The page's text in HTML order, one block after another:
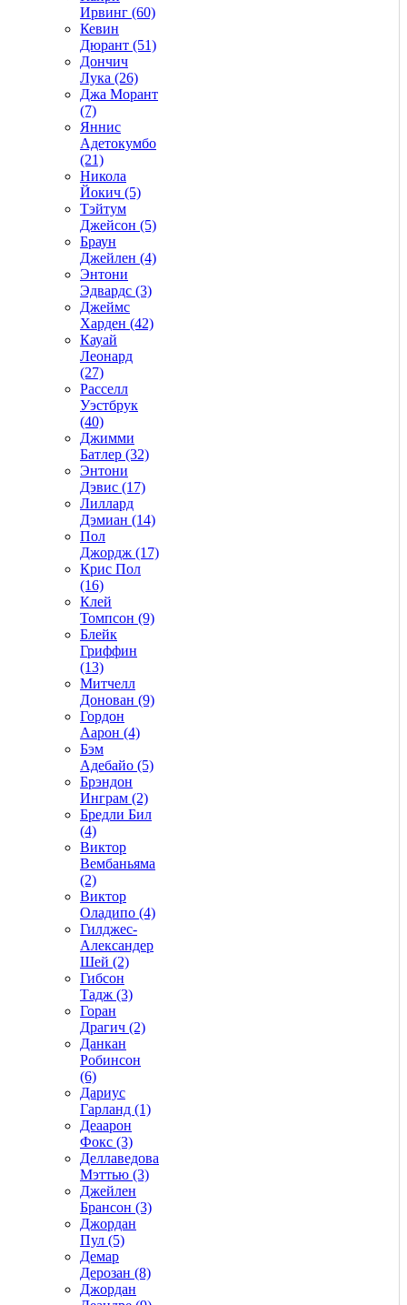
Ирвинг (60)
Кевин
Дюрант (51)
Дончич
Лука (26)
Джа Морант
(7)
Яннис
Адетокумбо
(21)
Никола
Йокич (5)
Тэйтум
Джейсон (5)
Браун
Джейлен (4)
Энтони
Эдвардс (3)
Джеймс
Харден (42)
Кауай
Леонард
(27)
Расселл
Уэстбрук
(40)
Джимми
Батлер (32)
Энтони
Дэвис (17)
Лиллард
Дэмиан (14)
Пол
Джордж (17)
Крис Пол
(16)
Клей
Томпсон (9)
Блейк
Гриффин
(13)
Митчелл
Донован (9)
Гордон
Аарон (4)
Бэм
Адебайо (5)
Брэндон
Инграм (2)
Бредли Бил
(4)
Виктор
Вембаньяма
(2)
Виктор
Оладипо (4)
Гилджес-
Александер
Шей (2)
Гибсон
Тадж (3)
Горан
Драгич (2)
Данкан
Робинсон
(6)
Дариус
Гарланд (1)
Деаарон
Фокс (3)
Деллаведова
Мэттью (3)
Джейлен
Брансон (3)
Джордан
Пул (5)
Демар
Дерозан (8)
Джордан